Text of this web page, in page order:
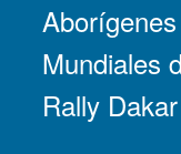
Mundiales
Rally Dakar